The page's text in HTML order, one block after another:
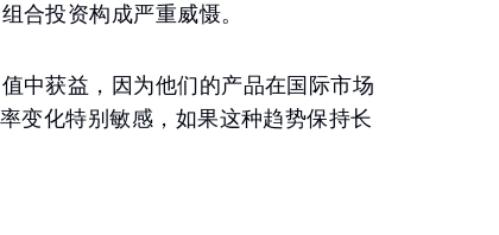
合投资构成严重威慑。
中获益，因为他们的产品在国际市场
变化特别敏感，如果这种趋势保持长